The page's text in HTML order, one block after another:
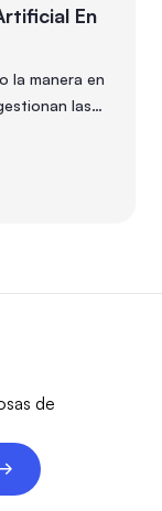
En
la manera en
las
de